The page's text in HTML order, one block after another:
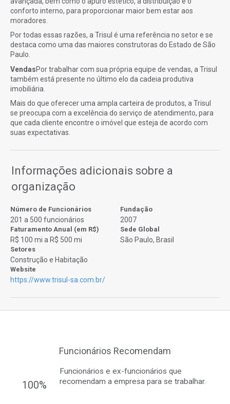
conforto interno, para proporcionar maior bem estar aos
moradores.
Por todas essas razões, a Trisul é uma referência no setor e se
destaca como uma das maiores construtoras do Estado de São
Paulo.
VendasPor trabalhar com sua própria equipe de vendas, a Trisul
também está presente no último elo da cadeia produtiva
imobiliária.
Mais do que oferecer uma ampla carteira de produtos, a Trisul
se preocupa com a excelência do serviço de atendimento, para
que cada cliente encontre o imóvel que esteja de acordo com
suas expectativas.
Informações adicionais sobre a
organização
Número de Funcionários
201 a 500 funcionários
Fundação
2007
Faturamento Anual (em R$)
R$ 100 mi a R$ 500 mi
Sede Global
São Paulo, Brasil
Setores
Construção e Habitação
Website
https://www.trisul-sa.com.br/
Funcionários Recomendam
100%
Funcionários e ex-funcionários que
recomendam a empresa para se trabalhar.